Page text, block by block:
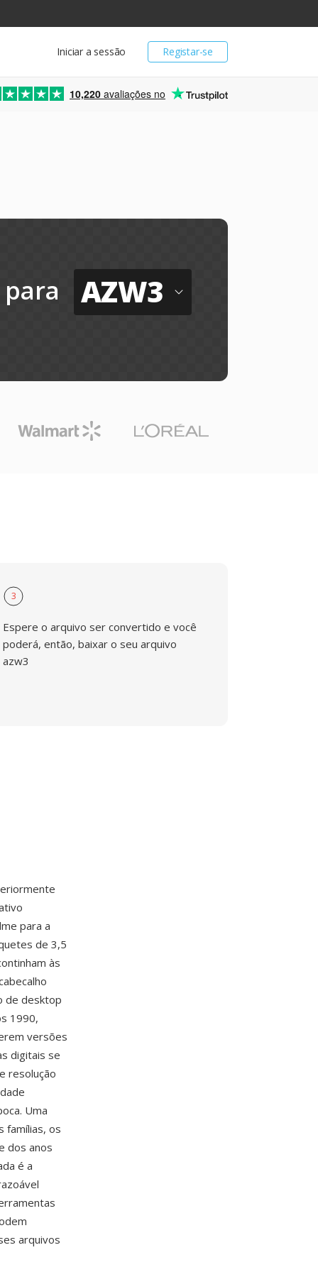
Registar-se
Iniciar a sessão
10,220 avaliações no
para AZW3
3
Espere o arquivo ser convertido e você
poderá, então, baixar o seu arquivo
azw3
para a
de 3,5
às
de desktop
1990,
versões
digitais se
resolução
Uma
famílias, os
dos anos
é a
arquivos